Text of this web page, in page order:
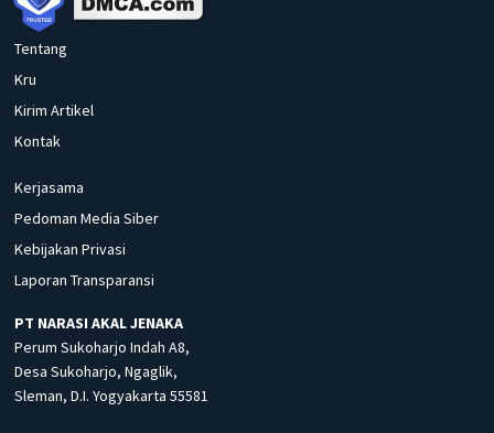
Tentang
Kru
Kirim Artikel
Kontak
Kerjasama
Pedoman Media Siber
Kebijakan Privasi
Laporan Transparansi
PT NARASI AKAL JENAKA
Perum Sukoharjo Indah A8,
Desa Sukoharjo, Ngaglik,
Sleman, D.I. Yogyakarta 55581